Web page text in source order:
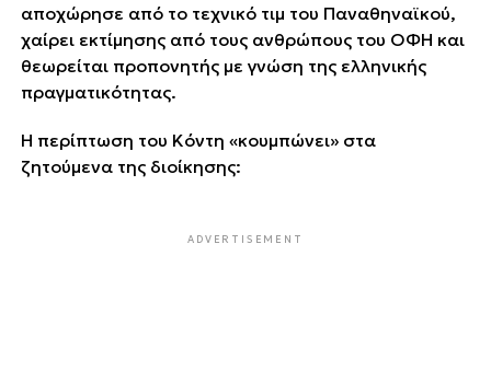
αποχώρησε από το τεχνικό τιμ του Παναθηναϊκού,
χαίρει εκτίμησης από τους ανθρώπους του ΟΦΗ και
θεωρείται προπονητής με γνώση της ελληνικής
πραγματικότητας.
Η περίπτωση του Κόντη «κουμπώνει» στα
ζητούμενα της διοίκησης:
ADVERTISEMENT